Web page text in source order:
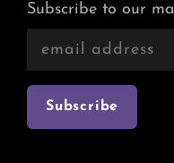
Subscribe to our